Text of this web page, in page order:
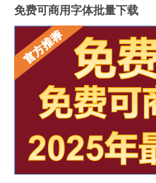
免费可商用字体批量下载